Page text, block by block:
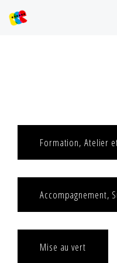
Formation, Atelier
Accompagnement,
Mise au vert